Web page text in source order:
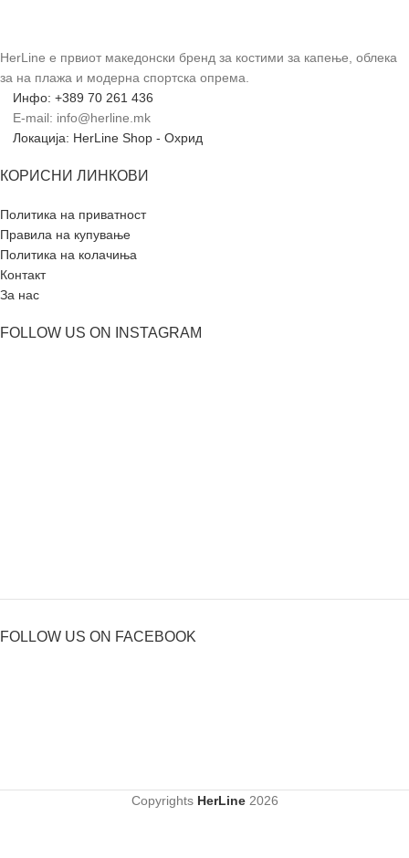
HerLine е првиот македонски бренд за костими за капење, облека
за на плажа и модерна спортска опрема.
Инфо: +389 70 261 436
E-mail: info@herline.mk
Локација: HerLine Shop - Охрид
КОРИСНИ ЛИНКОВИ
Политика на приватност
Правила на купување
Политика на колачиња
Контакт
За нас
FOLLOW US ON INSTAGRAM
FOLLOW US ON FACEBOOK
Copyrights HerLine 2026